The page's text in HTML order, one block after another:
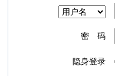
密 码
隐身登录